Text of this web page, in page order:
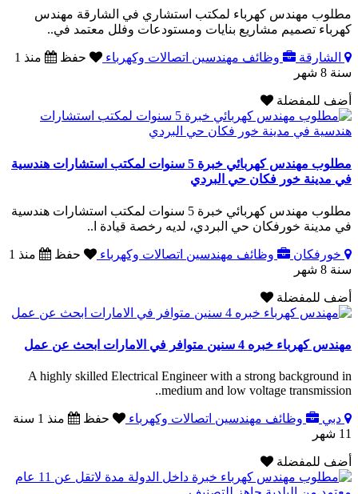
مطلوب مهندس كهرباء لمكتب استشاري في الشارقة مهندس
كهرباء تصميم مشاريع بنايات ومستودعات وفلل معتمد في..
الشارقة وظائف مهندسين اتصالات وكهرباء حفظ
منذ 1
سنة 8 شهر
أضف للمفضلة
مطلوب مهندس كهربائي خبرة 5 سنوات لمكتب استشارات هندسية
في مدينة خور فكان حي البردي
مطلوب مهندس كهربائي خبرة 5 سنوات لمكتب استشارات هندسية
في مدينة خورفكان حي البردي، لديه رخصة قيادة ا..
خورفكان وظائف مهندسين اتصالات وكهرباء حفظ
منذ 1
سنة 8 شهر
أضف للمفضلة
مهندس كهرباء خبره 4 سنين متوافر في الامارات ابحث عن عمل
A highly skilled Electrical Engineer with a strong background in
medium and low voltage transmission..
دبي وظائف مهندسين اتصالات وكهرباء حفظ
منذ 1 سنة
11 شهر
أضف للمفضلة